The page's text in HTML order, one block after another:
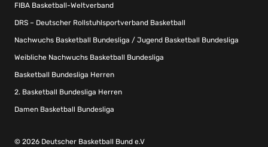
FIBA Basketball-Weltverband
DRS – Deutscher Rollstuhlsportverband Basketball
Nachwuchs Basketball Bundesliga / Jugend Basketball Bundesliga
Weibliche Nachwuchs Basketball Bundesliga
Basketball Bundesliga Herren
2. Basketball Bundesliga Herren
Damen Basketball Bundesliga
© 2026 Deutscher Basketball Bund e.V